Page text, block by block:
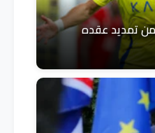
من تمديد عقده